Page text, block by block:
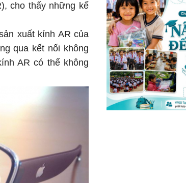
cho thấy những kế
xuất kính AR của
qua kết nối không
AR có thể không